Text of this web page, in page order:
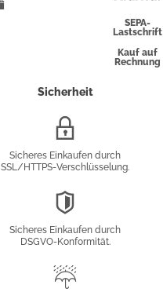
SEPA-
Lastschrift
Kauf auf
Rechnung
Sicherheit
Sicheres Einkaufen durch
SSL/HTTPS-Verschlüsselung.
Sicheres Einkaufen durch
DSGVO-Konformität.